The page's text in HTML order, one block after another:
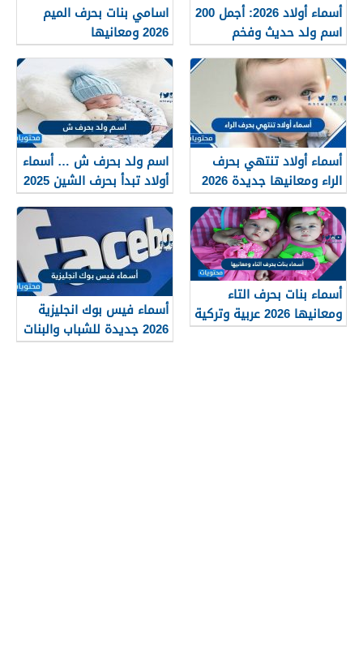
أسماء أولاد 2026: أجمل 200
اسم ولد حديث وفخم
بمعاني قوية
اسامي بنات بحرف الميم
2026 ومعانيها
أسماء أولاد تنتهي بحرف
الراء ومعانيها جديدة 2026
اسم ولد بحرف ش … أسماء
أولاد تبدأ بحرف الشين 2025
ومعانيها
أسماء بنات بحرف التاء
ومعانيها 2026 عربية وتركية
جميلة وجذابة
أسماء فيس بوك انجليزية
2026 جديدة للشباب والبنات